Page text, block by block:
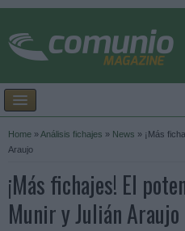
Home »Análisis fichajes » News » ¡Más
Araujo
¡Más fichajes! El
Munir y Julián Araujo